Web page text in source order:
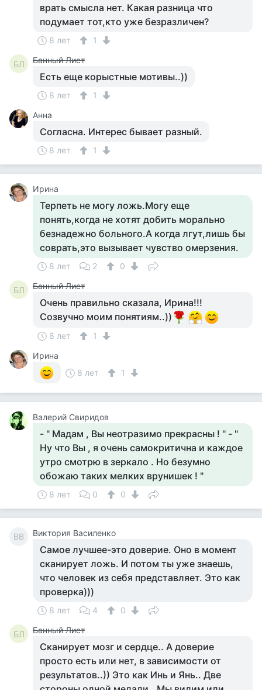
врать смысла нет. Какая разница что
подумает тот,кто уже безразличен?
8 лет 1
БЛ Банный Лист
Есть еще корыстные мотивы..))
8 лет
1
Анна
Согласна. Интерес бывает разный.
8 лет 1
Ирина
Терпеть не могу ложь.Могу еще
понять,когда не хотят добить морально
безнадежно больного.А когда лгут,лишь бы
соврать,это вызывает чувство омерзения.
8 лет 2 0
БЛ Банный Лист
Очень правильно сказала, Ирина!!!
Созвучно моим понятиям..))
8 лет
1
Ирина
8 лет
1
Валерий Свиридов
- " Мадам , Вы неотразимо прекрасны ! " - "
Ну что Вы , я очень самокритична и каждое
утро смотрю в зеркало . Но безумно
обожаю таких мелких врунишек ! "
8 лет 0 0
ВВ Виктория Василенко
Самое лучшее-это доверие. Оно в момент
сканирует ложь. И потом ты уже знаешь,
что человек из себя представляет. Это как
проверка)))
8 лет 4 0
БЛ Банный Лист
Сканирует мозг и сердце.. А доверие
просто есть или нет, в зависимости от
результатов..)) Это как Инь и Янь.. Две